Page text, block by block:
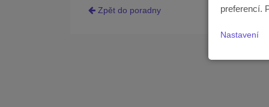
Zpět do poradny
preferencí.
Nastavení